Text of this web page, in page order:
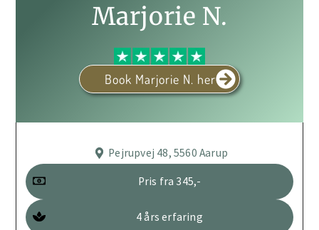
Marjorie N.
Book Marjorie N. her
Pejrupvej 48, 5560 Aarup
Pris fra 345,-
4 års erfaring